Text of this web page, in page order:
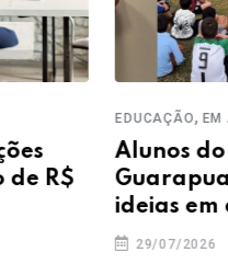
,EM ALTA,
Alunos do ESI
Guarapuava
ideias em ações
29/07/2026